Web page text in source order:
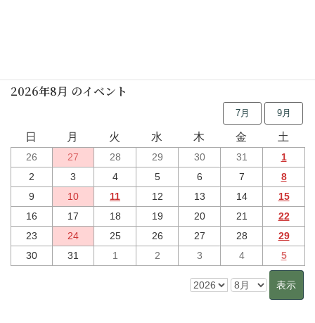
2026年8月 のイベント
7月 9月
日 月 火 水 木 金 土
26 27 28 29 30 31
1
2
3 4 5 6 7
8
9
10 11 12 13 14
15
16
17 18 19 20 21
22
23
24 25 26 27 28
29
30
31 1 2 3 4 5